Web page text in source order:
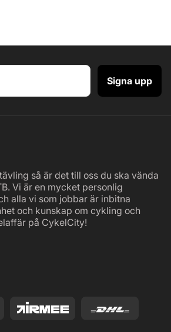
Signa upp
så är det till oss du ska vända
Vi är en mycket personlig
alla vi som jobbar är inbitna
och kunskap om cykling och
på CykelCity!